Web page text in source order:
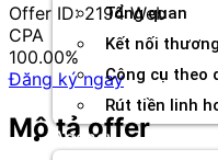
Tổng quan
Kết nối
Công cụ theo
Rút tiền linh
Agency
Offer ID: 2194 Web
CPA
100.00%
Đăng ký ngay
Mô tả offer